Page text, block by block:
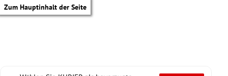
Zum Hauptinhalt der Seite